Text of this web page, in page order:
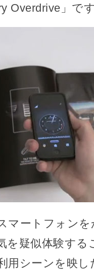
Overdrive」で
マートフォン
を疑似体験す
用シーンを映し